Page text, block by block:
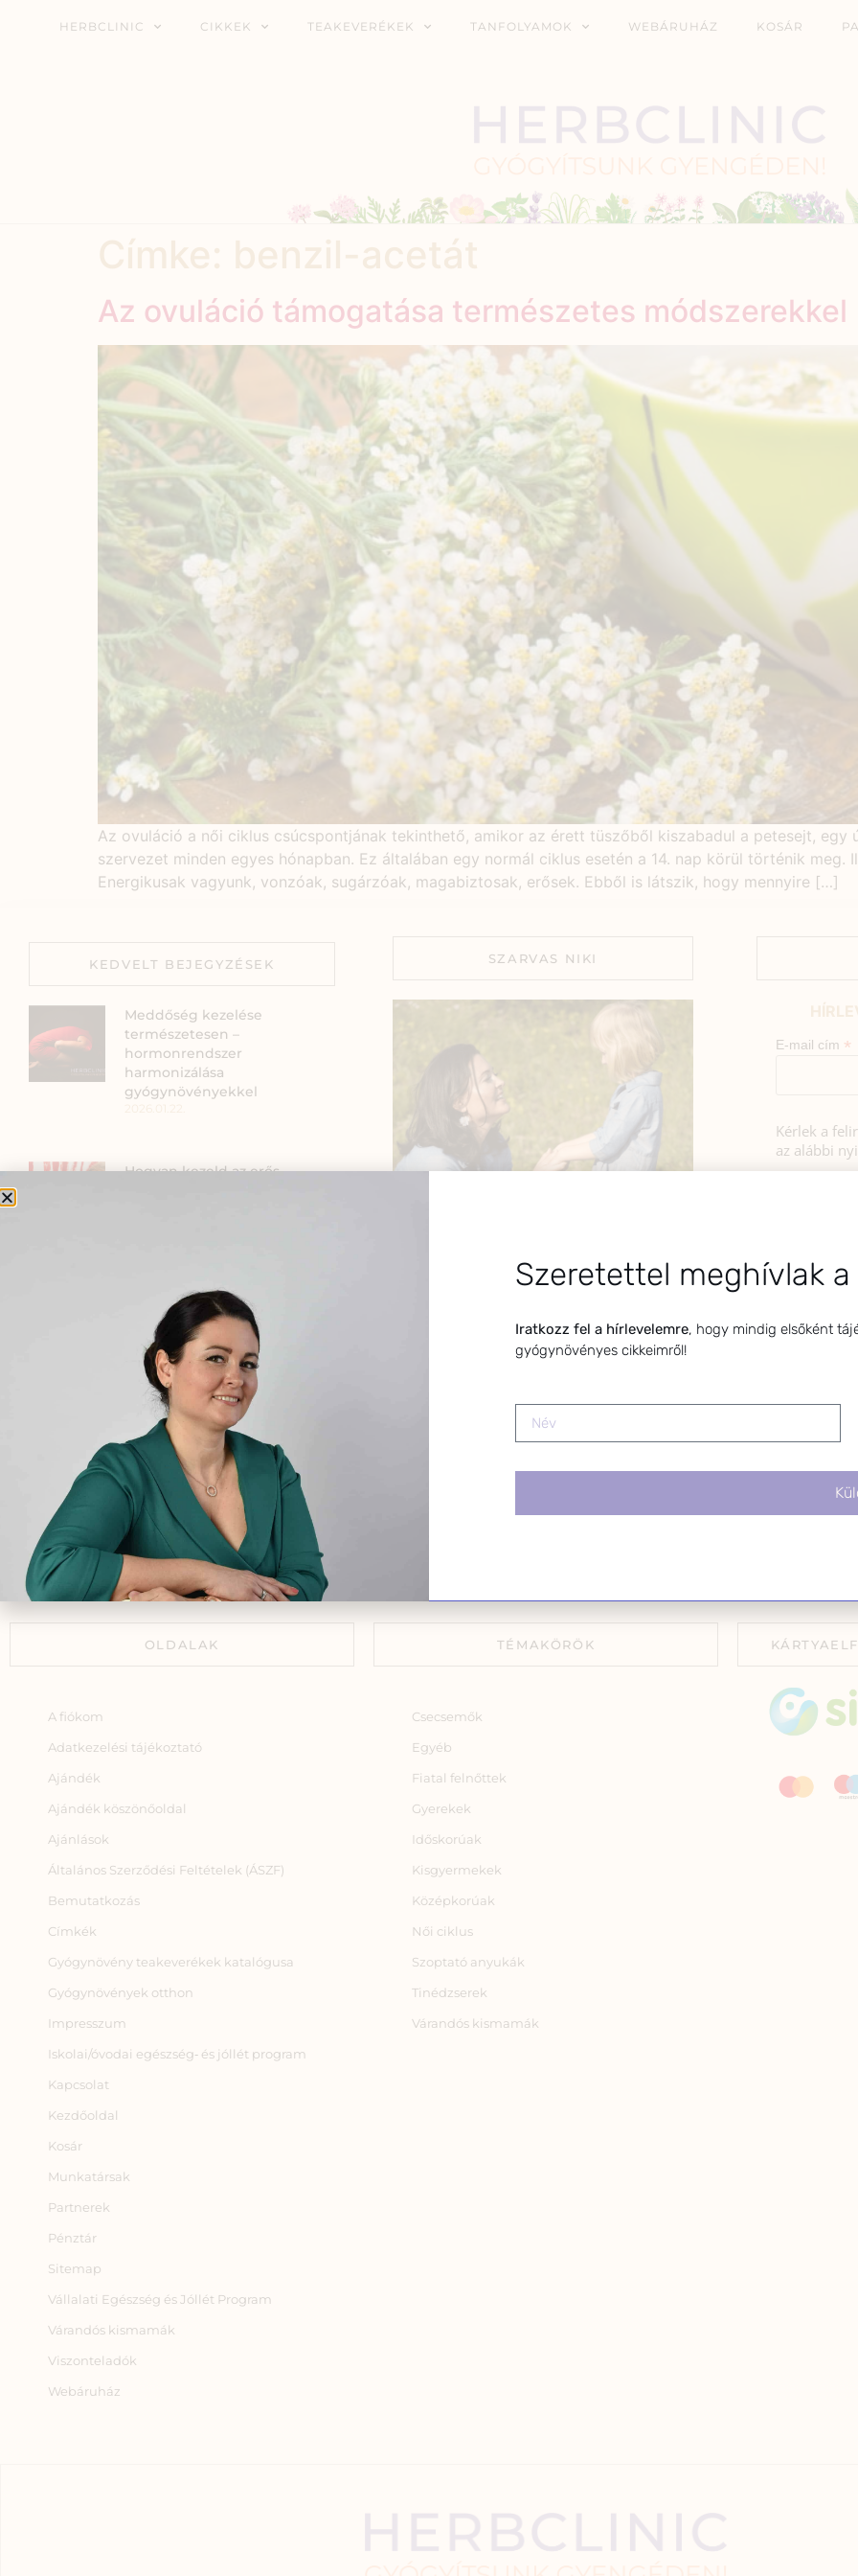
HERBCLINIC CIKKEK TEAKEVERÉKEK TANFOLYAMOK WEBÁRUHÁZ KOSÁR
Az ovuláció támogatása természetes módszerekkel
Az ovuláció a női ciklus csúcspontjának tekinthető, amikor az érett tüszőből kiszabadul a petesejt, egy
szervezet minden egyes hónapban. Ez általában egy normál ciklus esetén a 14. nap körül történik meg.
Energikusak vagyunk, vonzóak, sugárzóak, magabiztosak, erősek. Ebből is látszik, hogy mennyire […]
KEDVELT BEJEGYZÉSEK
Meddőség kezelése
természetesen –
hormonrendszer
harmonizálása
gyógynövényekkel
Hogyan kezeld az erős
Természetes segítség
menopauza idején
2020.12.04.
Csecsemőkori bőrproblémák
2019.04.29.
Az anyatej termelődésének
serkentése természetes
módszerekkel
2019.05.19.
SZARVAS NIKI
alapítója, egészségügyi biomérnök,
fitoterapeuta és édesanya. Küldetésem a
oktatása, a gyermekek, a nők és a férfiak
egészségének megőrzése és helyreállítása.
E-mail cím *
Kérlek a
az alábbi
A
OLDALAK
A fiókom
Adatkezelési tájékoztató
Ajándék
Ajándék köszönőoldal
Ajánlások
Általános Szerződési Feltételek (ÁSZF)
Bemutatkozás
Címkék
Gyógynövény teakeverékek katalógusa
Gyógynövények otthon
Impresszum
Iskolai/óvodai egészség‑ és jóllét program
Kapcsolat
Kezdőoldal
Kosár
Munkatársak
Partnerek
Pénztár
Sitemap
Vállalati Egészség és Jóllét Program
Várandós kismamák
Viszonteladók
Webáruház
TÉMAKÖRÖK
Csecsemők
Egyéb
Fiatal felnőttek
Gyerekek
Időskorúak
Kisgyermekek
Középkorúak
Női ciklus
Szoptató anyukák
Tinédzserek
Várandós kismamák
Szeretettel meghívlak a
Iratkozz fel a hírlevelemre, hogy mindig elsőként
gyógynövényes cikkeimről!